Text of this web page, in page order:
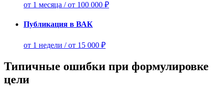
от 1 месяца / от 100 000 ₽
Публикация в ВАК
от 1 недели / от 15 000 ₽
Типичные ошибки при формулировке
цели